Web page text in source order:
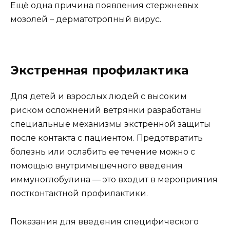
Ещё одна причина появления стержневых
мозолей – дерматотропный вирус.
Экстренная профилактика
Для детей и взрослых людей с высоким
риском осложнений ветрянки разработаны
специальные механизмы экстренной защиты
после контакта с пациентом. Предотвратить
болезнь или ослабить ее течение можно с
помощью внутримышечного введения
иммуноглобулина — это входит в мероприятия
постконтактной профилактики.
Показания для введения специфического